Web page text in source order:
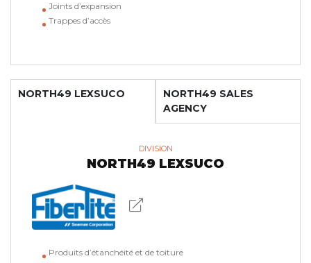
Joints d’expansion
Trappes d’accès
NORTH49 LEXSUCO
NORTH49 SALES
AGENCY
DIVISION
NORTH49 LEXSUCO
Produits d’étanchéité et de toiture